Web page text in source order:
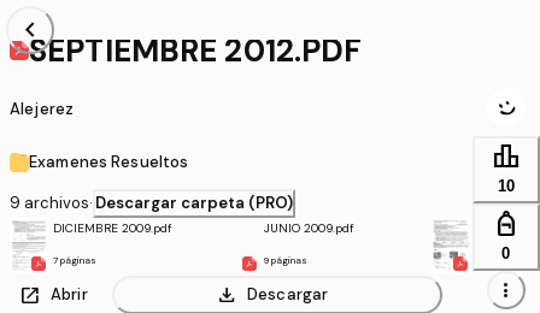
chevron_left
SEPTIEMBRE 2012.PDF
Alejerez
Examenes Resueltos
9 archivos· Descargar carpeta (PRO)
DICIEMBRE 2009.pdf
7 páginas
JUNIO 2009.pdf
9 páginas
JUNIO
8 páginas
open_in_new Abrir download Descargar
leaderboard
10
personal_bag
0
more_vert